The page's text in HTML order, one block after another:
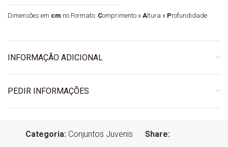
Dimensões em cm no Formato: Comprimento x Altura x Profundidade
INFORMAÇÃO ADICIONAL
PEDIR INFORMAÇÕES
Categoria: Conjuntos Juvenis Share: